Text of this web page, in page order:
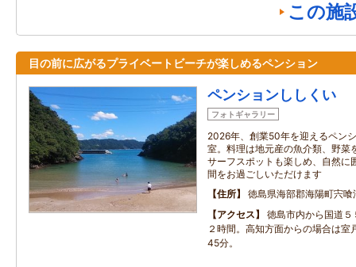
この施
目の前に広がるプライベートビーチが楽しめるペンション
ペンションししくい
フォトギャラリー
2026年、創業50年を迎えるペン
室。料理は地元産の魚介類、野菜
サーフスポットも楽しめ、自然に
間をお過ごしいただけます
住所
徳島県海部郡海陽町宍
アクセス
徳島市内から国道
２時間。高知方面からの場合は室
45分。